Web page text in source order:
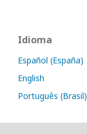
Idioma
Español (España)
English
Português (Brasil)